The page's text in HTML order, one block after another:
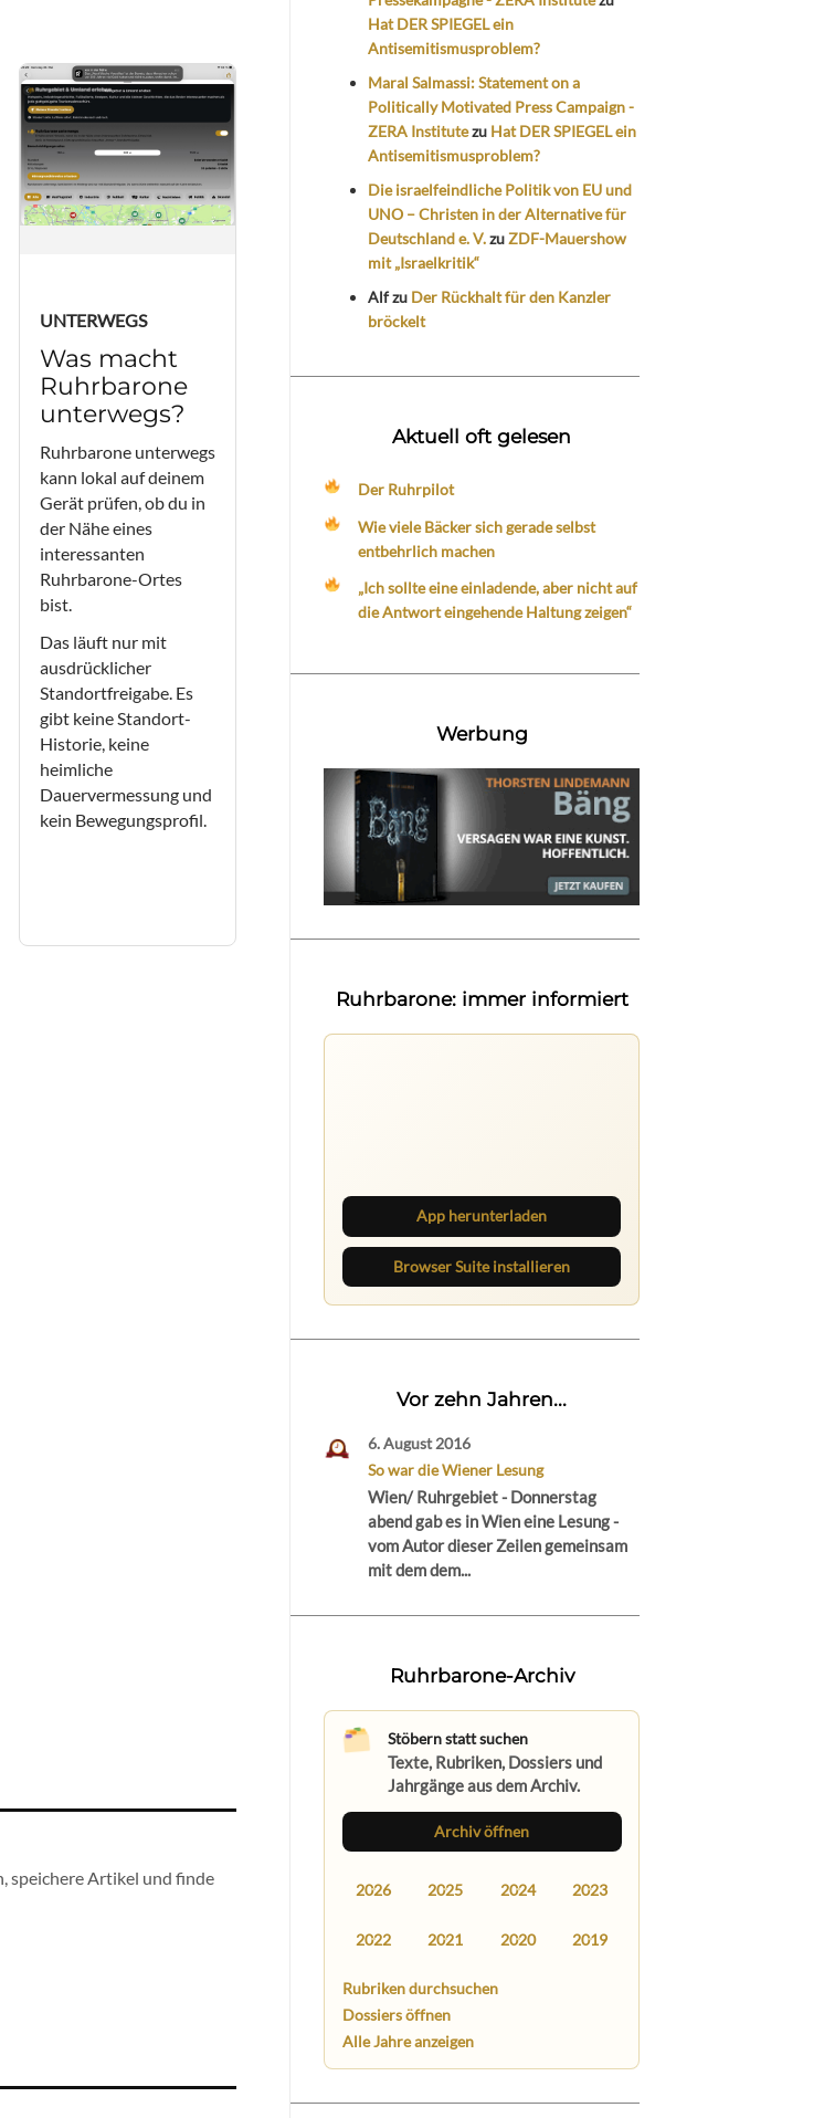
UNTERWEGS
Was macht
Ruhrbarone
unterwegs?
Ruhrbarone unterwegs
kann lokal auf deinem
Gerät prüfen, ob du in
der Nähe eines
interessanten
Ruhrbarone-Ortes
bist.
Das läuft nur mit
ausdrücklicher
Standortfreigabe. Es
gibt keine Standort-
Historie, keine
heimliche
Dauervermessung und
kein Bewegungsprofil.
speichere Artikel und finde
Hat DER SPIEGEL ein
Antisemitismusproblem?
Maral Salmassi: Statement on a
Politically Motivated Press Campaign -
ZERA Institutezu Hat DER SPIEGEL ein
Antisemitismusproblem?
Die israelfeindliche Politik von EU und
UNO – Christen in der Alternative für
Deutschland e. V.zuZDF-Mauershow
mit „Israelkritik“
Alfzu Der Rückhalt für den Kanzler
bröckelt
Aktuell oft gelesen
Der Ruhrpilot
Wie viele Bäcker sich gerade selbst
entbehrlich machen
„Ich sollte eine einladende, aber nicht auf
die Antwort eingehende Haltung zeigen“
Werbung
Ruhrbarone: immer informiert
App herunterladen
Browser Suite installieren
Vor zehn Jahren...
6. August 2016
So war die Wiener Lesung
Wien/ Ruhrgebiet - Donnerstag
abend gab es in Wien eine Lesung -
vom Autor dieser Zeilen gemeinsam
mit dem dem...
Ruhrbarone-Archiv
Stöbern statt suchen
Texte, Rubriken, Dossiers und
Jahrgänge aus dem Archiv.
Archiv öffnen
2026 2025 2024 2023
2022 2021 2020 2019
Rubriken durchsuchen
Dossiers öffnen
Alle Jahre anzeigen